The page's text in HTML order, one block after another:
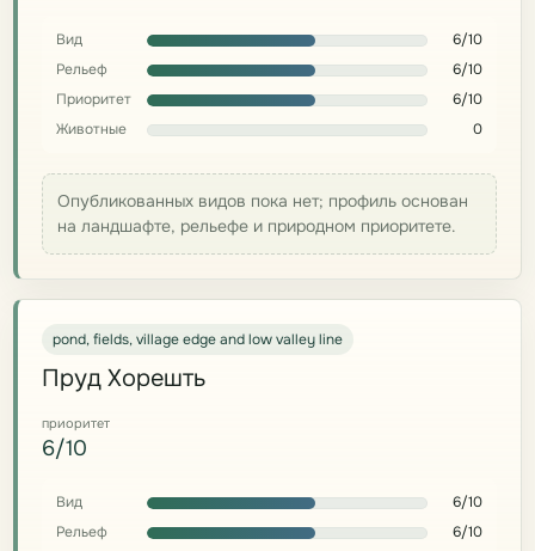
Вид
6/10
Рельеф
6/10
Приоритет
6/10
Животные
0
Опубликованных видов пока нет; профиль основан
на ландшафте, рельефе и природном приоритете.
pond, fields, village edge and low valley line
Пруд Хорешть
приоритет
6/10
Вид
6/10
Рельеф
6/10